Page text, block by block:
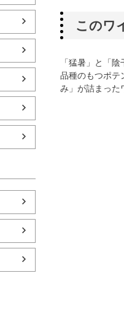
このワ
「猛暑」と「
品種のもつポテ
み」が詰まった